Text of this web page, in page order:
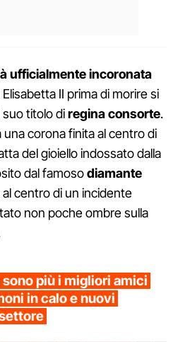
ufficialmente incoronata
II prima di morire si
titolo diregina consorte.
corona finita al centro di
del gioiello indossato dalla
dal famosodiamante
al centro di un incidente
non poche ombre sulla
più i migliori amici
in calo e nuovi